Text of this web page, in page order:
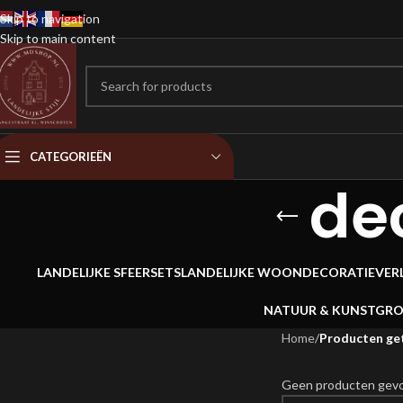
Skip to navigation
Skip to main content
CATEGORIEËN
LANDELIJKE SFEERSETSLANDELIJKE WOONDECORATIE
NATUUR &
Home/Producten
Geen producten